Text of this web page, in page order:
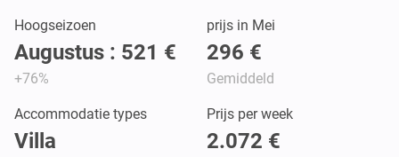
Hoogseizoen
Augustus : 521 €
+76%
prijs in Mei
296 €
Gemiddeld
Accommodatie types
Villa
Prijs per week
2.072 €